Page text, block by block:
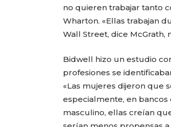
no quieren trabajar tanto
Wharton. «Ellas trabajan
Wall Street, dice McGrath,
Bidwell hizo un estudio
profesiones se
«Las mujeres dijeron que
especialmente, en bancos
masculino, ellas creían